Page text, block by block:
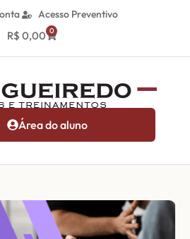
Acesso Preventivo
R$ 0,00 0
Área do aluno